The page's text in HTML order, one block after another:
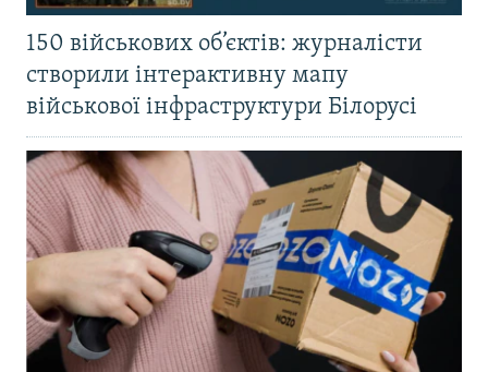
150 військових об’єктів: журналісти
створили інтерактивну мапу
військової інфраструктури Білорусі